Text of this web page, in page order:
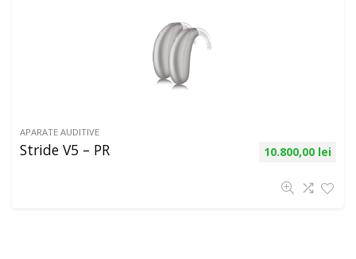
APARATE AUDITIVE
Stride V5 – PR 10.800,00 lei